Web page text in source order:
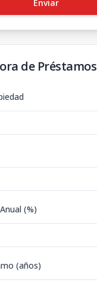
Enviar
de Préstamos
(%)
(años)